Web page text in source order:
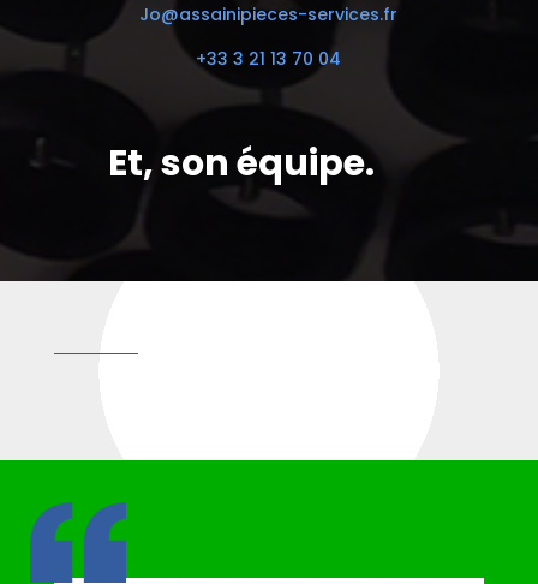
Jo@assainipieces-services.fr
+33 3 21 13 70 04
Et, son équipe.